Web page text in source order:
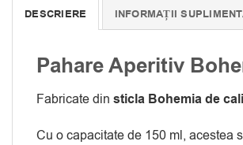
DESCRIERE INFORMAȚII
Pahare Aperitiv
Fabricate din sticla Bohemia de
Cu o capacitate de 150 ml, acestea